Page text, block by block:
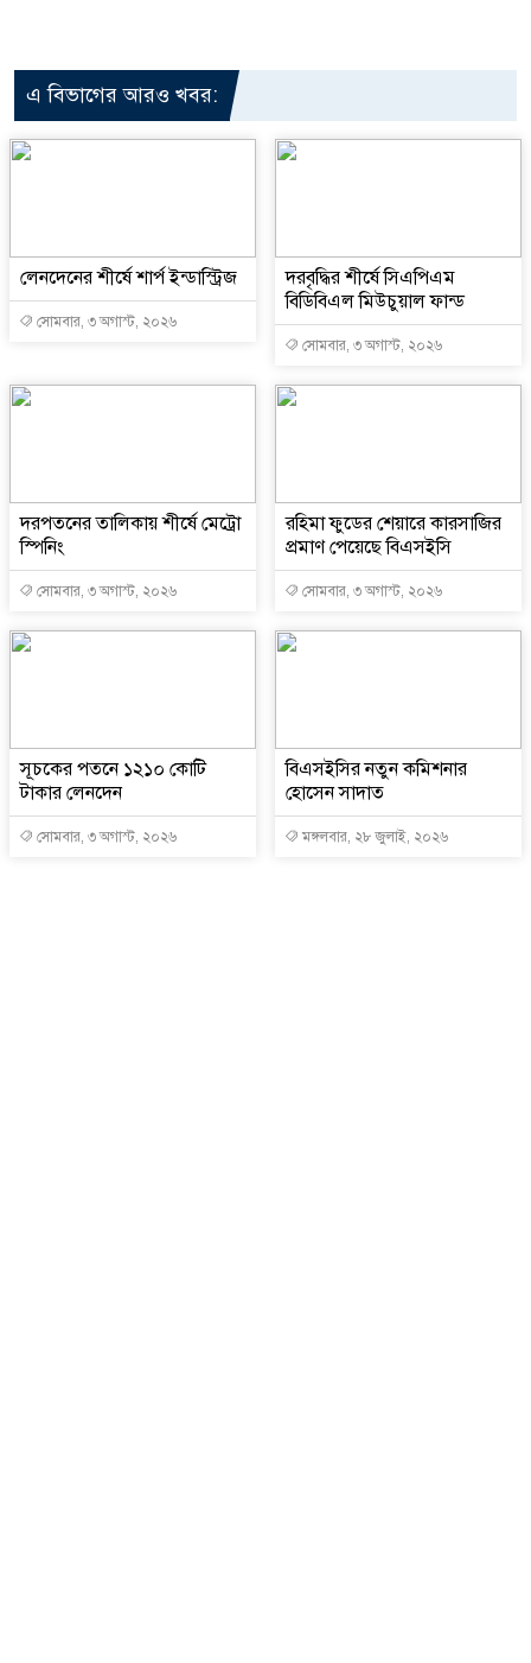
এ বিভাগের আরও খবর:
লেনদেনের শীর্ষে শার্প ইন্ডাস্ট্রিজ
সোমবার, ৩ অগাস্ট, ২০২৬
দরবৃদ্ধির শীর্ষে সিএপিএম
বিডিবিএল মিউচুয়াল ফান্ড
সোমবার, ৩ অগাস্ট, ২০২৬
দরপতনের তালিকায় শীর্ষে মেট্রো
স্পিনিং
সোমবার, ৩ অগাস্ট, ২০২৬
রহিমা ফুডের শেয়ারে কারসাজির
প্রমাণ পেয়েছে বিএসইসি
সোমবার, ৩ অগাস্ট, ২০২৬
সূচকের পতনে ১২১০ কোটি
টাকার লেনদেন
সোমবার, ৩ অগাস্ট, ২০২৬
বিএসইসির নতুন কমিশনার
হোসেন সাদাত
মঙ্গলবার, ২৮ জুলাই, ২০২৬